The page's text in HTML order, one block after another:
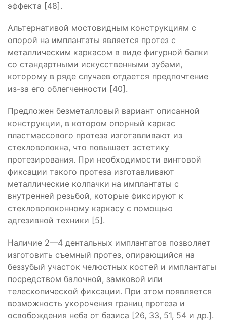
эффекта [48].
Альтернативой мостовидным конструкциям с
опорой на имплантаты является протез с
металлическим каркасом в виде фигурной балки
со стандартными искусственными зубами,
которому в ряде случаев отдается предпочтение
из-за его облегченности [40].
Предложен безметалловый вариант описанной
конструкции, в котором опорный каркас
пластмассового протеза изготавливают из
стекловолокна, что повышает эстетику
протезирования. При необходимости винтовой
фиксации такого протеза изготавливают
металлические колпачки на имплантаты с
внутренней резьбой, которые фиксируют к
стекловолоконному каркасу с помощью
адгезивной техники [5].
Наличие 2—4 дентальных имплантатов позволяет
изготовить съемный протез, опирающийся на
беззубый участок челюстных костей и имплантаты
посредством балочной, замковой или
телескопической фиксации. При этом появляется
возможность укорочения границ протеза и
освобождения неба от базиса [26, 33, 51, 54 и др.].